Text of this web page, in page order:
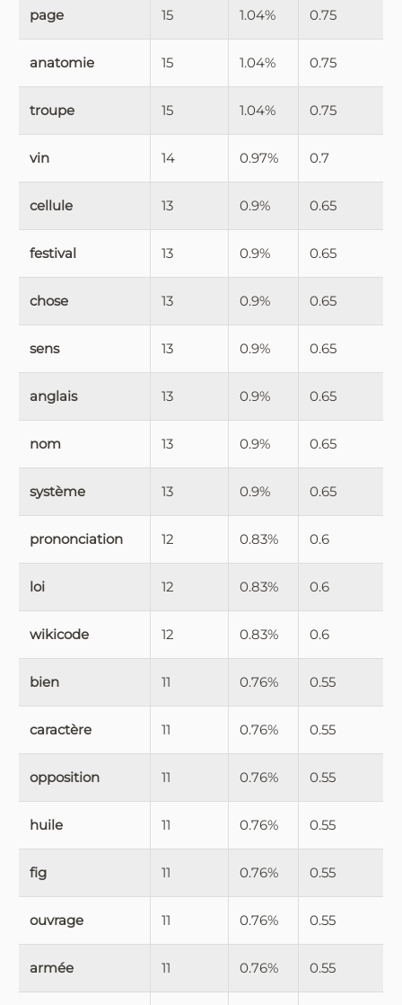
page 15 1.04% 0.75
anatomie 15 1.04% 0.75
troupe 15 1.04% 0.75
vin 14 0.97% 0.7
cellule 13 0.9% 0.65
festival 13 0.9% 0.65
chose 13 0.9% 0.65
sens 13 0.9% 0.65
anglais 13 0.9% 0.65
nom 13 0.9% 0.65
système 13 0.9% 0.65
prononciation 12 0.83% 0.6
loi 12 0.83% 0.6
wikicode 12 0.83% 0.6
bien 11 0.76% 0.55
caractère 11 0.76% 0.55
opposition 11 0.76% 0.55
huile 11 0.76% 0.55
fig 11 0.76% 0.55
ouvrage 11 0.76% 0.55
armée 11 0.76% 0.55